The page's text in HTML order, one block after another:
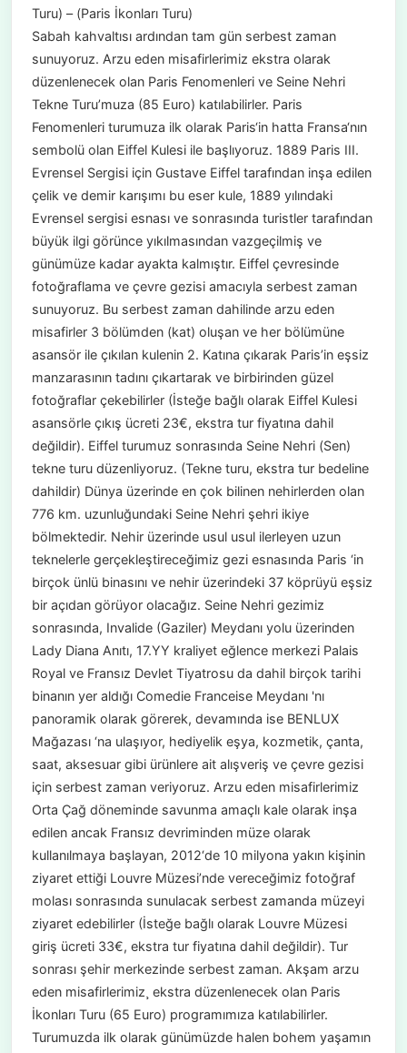
Turu) – (Paris İkonları Turu)
Sabah kahvaltısı ardından tam gün serbest zaman
sunuyoruz. Arzu eden misafirlerimiz ekstra olarak
düzenlenecek olan Paris Fenomenleri ve Seine Nehri
Tekne Turu’muza (85 Euro) katılabilirler. Paris
Fenomenleri turumuza ilk olarak Paris‘in hatta Fransa‘nın
sembolü olan Eiffel Kulesi ile başlıyoruz. 1889 Paris III.
Evrensel Sergisi için Gustave Eiffel tarafından inşa edilen
çelik ve demir karışımı bu eser kule, 1889 yılındaki
Evrensel sergisi esnası ve sonrasında turistler tarafından
büyük ilgi görünce yıkılmasından vazgeçilmiş ve
günümüze kadar ayakta kalmıştır. Eiffel çevresinde
fotoğraflama ve çevre gezisi amacıyla serbest zaman
sunuyoruz. Bu serbest zaman dahilinde arzu eden
misafirler 3 bölümden (kat) oluşan ve her bölümüne
asansör ile çıkılan kulenin 2. Katına çıkarak Paris’in eşsiz
manzarasının tadını çıkartarak ve birbirinden güzel
fotoğraflar çekebilirler (İsteğe bağlı olarak Eiffel Kulesi
asansörle çıkış ücreti 23€, ekstra tur fiyatına dahil
değildir). Eiffel turumuz sonrasında Seine Nehri (Sen)
tekne turu düzenliyoruz. (Tekne turu, ekstra tur bedeline
dahildir) Dünya üzerinde en çok bilinen nehirlerden olan
776 km. uzunluğundaki Seine Nehri şehri ikiye
bölmektedir. Nehir üzerinde usul usul ilerleyen uzun
teknelerle gerçekleştireceğimiz gezi esnasında Paris ‘in
birçok ünlü binasını ve nehir üzerindeki 37 köprüyü eşsiz
bir açıdan görüyor olacağız. Seine Nehri gezimiz
sonrasında, Invalide (Gaziler) Meydanı yolu üzerinden
Lady Diana Anıtı, 17.YY kraliyet eğlence merkezi Palais
Royal ve Fransız Devlet Tiyatrosu da dahil birçok tarihi
binanın yer aldığı Comedie Franceise Meydanı 'nı
panoramik olarak görerek, devamında ise BENLUX
Mağazası ‘na ulaşıyor, hediyelik eşya, kozmetik, çanta,
saat, aksesuar gibi ürünlere ait alışveriş ve çevre gezisi
için serbest zaman veriyoruz. Arzu eden misafirlerimiz
Orta Çağ döneminde savunma amaçlı kale olarak inşa
edilen ancak Fransız devriminden müze olarak
kullanılmaya başlayan, 2012‘de 10 milyona yakın kişinin
ziyaret ettiği Louvre Müzesi’nde vereceğimiz fotoğraf
molası sonrasında sunulacak serbest zamanda müzeyi
ziyaret edebilirler (İsteğe bağlı olarak Louvre Müzesi
giriş ücreti 33€, ekstra tur fiyatına dahil değildir). Tur
sonrası şehir merkezinde serbest zaman. Akşam arzu
eden misafirlerimiz¸ ekstra düzenlenecek olan Paris
İkonları Turu (65 Euro) programımıza katılabilirler.
Turumuzda ilk olarak günümüzde halen bohem yaşamın